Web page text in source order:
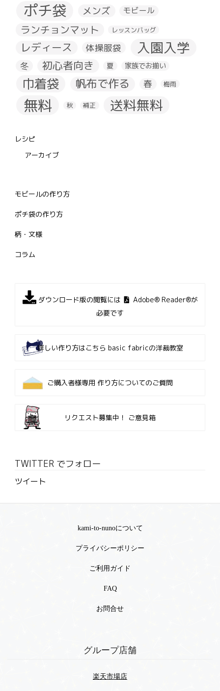
ポチ袋 メンズ モビール
ランチョンマット レッスンバッグ
レディース 体操服袋 入園入学
冬 初心者向き 夏 家族でお揃い
巾着袋 帆布で作る 春 梅雨
無料 秋 補正 送料無料
レシピ
アーカイブ
モビールの作り方
ポチ袋の作り方
柄・文様
コラム
ダウンロード版の閲覧には
Adobe® Reader®が
必要です
詳しい作り方はこちら basic fabricの洋裁教室
ご購入者様専用 作り方についてのご質問
リクエスト募集中！ ご意見箱
TWITTER でフォロー
ツイート
kami-to-nunoについて
プライバシーポリシー
ご利用ガイド
FAQ
お問合せ
グループ店舗
楽天市場店